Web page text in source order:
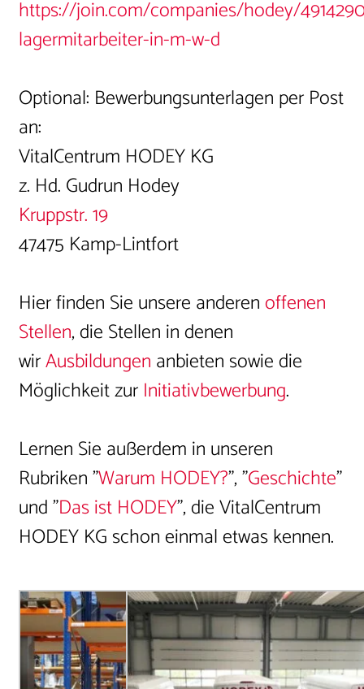
https://join.com/companies/hodey/
lagermitarbeiter-in-m-w-d
Optional: Bewerbungsunterlagen per Post
an:
VitalCentrum HODEY KG
z. Hd. Gudrun Hodey
Kruppstr. 19
47475 Kamp-Lintfort
Hier finden Sie unsere anderenoffenen
Stellen, die Stellen in denen
wirAusbildungen anbieten sowie die
Möglichkeit zurInitiativbewerbung.
Lernen Sie außerdem in unseren
Rubriken "Warum HODEY?", "Geschichte"
und "Das ist HODEY", die VitalCentrum
HODEY KG schon einmal etwas kennen.